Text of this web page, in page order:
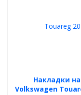
Накладки
Volkswagen